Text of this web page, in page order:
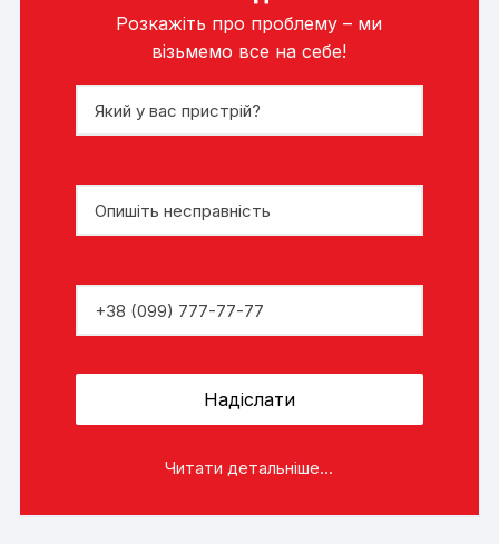
Розкажіть про проблему – ми
візьмемо все на себе!
Читати детальніше...